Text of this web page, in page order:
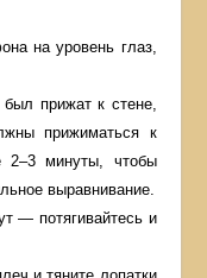
на уровень глаз,
был прижат к стене,
прижиматься к
2–3 минуты, чтобы
выравнивание.
— потягивайтесь и